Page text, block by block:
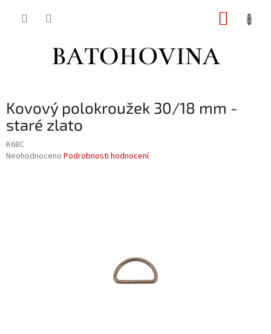
Kovový polokroužek 30/18 mm -
staré zlato
K68C
Průměrné
Neohodnoceno Podrobnosti hodnocení